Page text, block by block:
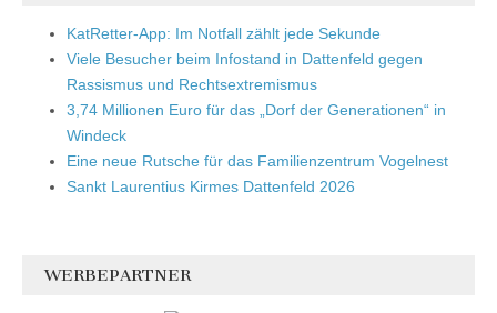
KatRetter-App: Im Notfall zählt jede Sekunde
Viele Besucher beim Infostand in Dattenfeld gegen
Rassismus und Rechtsextremismus
3,74 Millionen Euro für das „Dorf der Generationen“ in
Windeck
Eine neue Rutsche für das Familienzentrum Vogelnest
Sankt Laurentius Kirmes Dattenfeld 2026
WERBEPARTNER